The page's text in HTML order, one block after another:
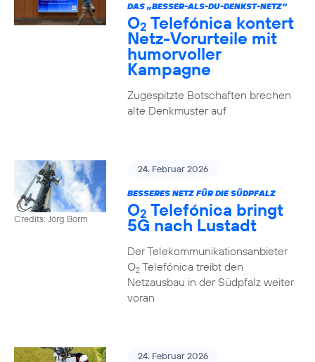
DAS „BESSER-ALS-DU-DENKST-NETZ“
O2 Telefónica kontert
Netz-Vorurteile mit
humorvoller
Kampagne
Zugespitzte Botschaften brechen
alte Denkmuster auf
Credits: Jörg Borm
24. Februar 2026
BESSERES NETZ FÜR DIE SÜDPFALZ
O2 Telefónica bringt
5G nach Lustadt
Der Telekommunikationsanbieter
O2Telefónica treibt den
Netzausbau in der Südpfalz weiter
voran
24. Februar 2026